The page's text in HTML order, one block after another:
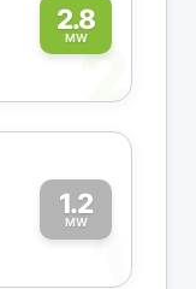
2.8
MW2
1.2
MW1